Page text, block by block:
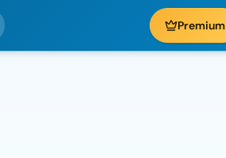
Premium